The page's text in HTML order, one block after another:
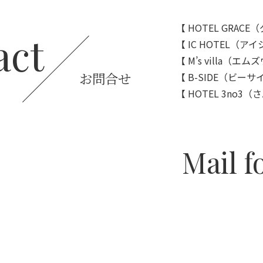
お問合せ
【 HOTEL GRACE
【 IC HOTEL（ア
【 M’s villa（エム
【 B-SIDE（ビーサ
【 HOTEL 3no3（
Mail